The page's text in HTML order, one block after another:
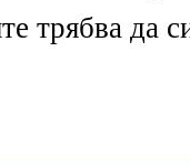
трябва да